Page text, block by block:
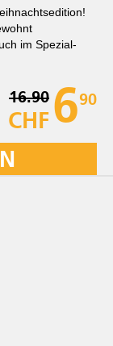
im Spezial-
16.90
CHF690